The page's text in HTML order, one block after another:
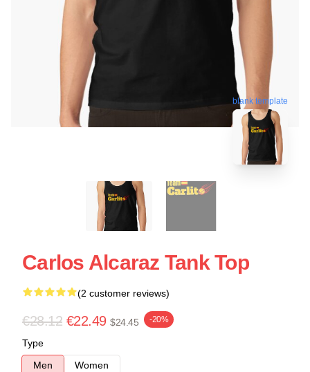
blank template
Carlos Alcaraz Tank Top
(2 customer reviews)
€28.12 €22.49 $24.45 -20%
Type
Men
Women